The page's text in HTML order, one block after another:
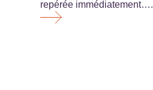
repérée immédiatement….